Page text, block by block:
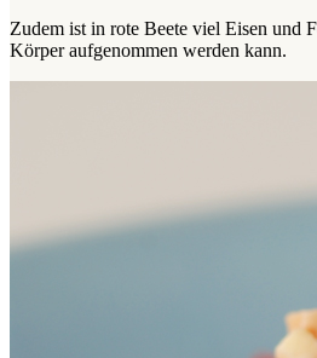
Zudem ist in rote Beete viel Eisen und
Körper aufgenommen werden kann.